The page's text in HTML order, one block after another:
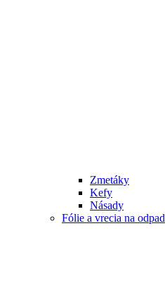
Zmetáky
Kefy
Násady
Fólie a vrecia na odpad